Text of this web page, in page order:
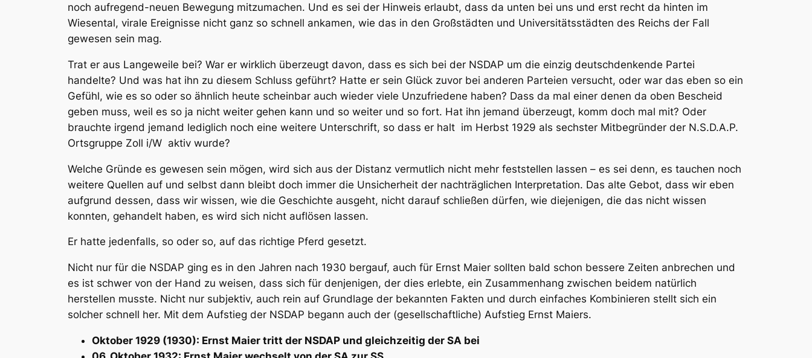
noch aufregend-neuen Bewegung mitzumachen. Und es sei der Hinweis erlaubt, dass da unten bei uns und erst recht da hinten im
Wiesental, virale Ereignisse nicht ganz so schnell ankamen, wie das in den Großstädten und Universitätsstädten des Reichs der Fall
gewesen sein mag.
Trat er aus Langeweile bei? War er wirklich überzeugt davon, dass es sich bei der NSDAP um die einzig deutschdenkende Partei
handelte? Und was hat ihn zu diesem Schluss geführt? Hatte er sein Glück zuvor bei anderen Parteien versucht, oder war das eben so ein
Gefühl, wie es so oder so ähnlich heute scheinbar auch wieder viele Unzufriedene haben? Dass da mal einer denen da oben Bescheid
geben muss, weil es so ja nicht weiter gehen kann und so weiter und so fort. Hat ihn jemand überzeugt, komm doch mal mit? Oder
brauchte irgend jemand lediglich noch eine weitere Unterschrift, so dass er halt im Herbst 1929 als sechster Mitbegründer der N.S.D.A.P.
Ortsgruppe Zoll i/W aktiv wurde?
Welche Gründe es gewesen sein mögen, wird sich aus der Distanz vermutlich nicht mehr feststellen lassen – es sei denn, es tauchen noch
weitere Quellen auf und selbst dann bleibt doch immer die Unsicherheit der nachträglichen Interpretation. Das alte Gebot, dass wir eben
aufgrund dessen, dass wir wissen, wie die Geschichte ausgeht, nicht darauf schließen dürfen, wie diejenigen, die das nicht wissen
konnten, gehandelt haben, es wird sich nicht auflösen lassen.
Er hatte jedenfalls, so oder so, auf das richtige Pferd gesetzt.
Nicht nur für die NSDAP ging es in den Jahren nach 1930 bergauf, auch für Ernst Maier sollten bald schon bessere Zeiten anbrechen und
es ist schwer von der Hand zu weisen, dass sich für denjenigen, der dies erlebte, ein Zusammenhang zwischen beidem natürlich
herstellen musste. Nicht nur subjektiv, auch rein auf Grundlage der bekannten Fakten und durch einfaches Kombinieren stellt sich ein
solcher schnell her. Mit dem Aufstieg der NSDAP begann auch der (gesellschaftliche) Aufstieg Ernst Maiers.
Oktober 1929 (1930): Ernst Maier tritt der NSDAP und gleichzeitig der SA bei